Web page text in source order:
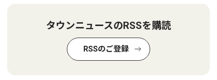
タウンニュースのRSSを購読
RSSのご登録